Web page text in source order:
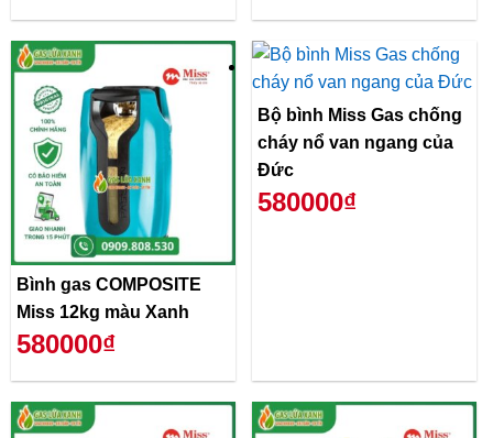
Bình gas COMPOSITE
Miss 12kg màu Xanh
580000₫
Bộ bình Miss Gas chống
cháy nổ van ngang của
Đức
580000₫